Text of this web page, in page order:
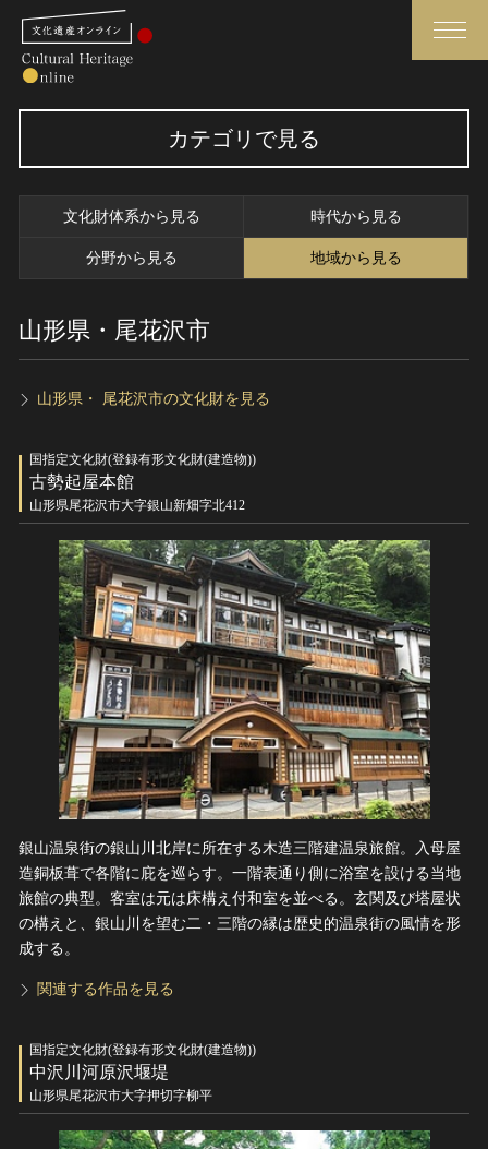
さらに詳細検索
トップ
作品一覧
カテゴリで見る
全国の美術館・博物館
世界遺産
無形文化遺産
動画で見る無形の文化財
博物館、美術館の皆さまへ
文化庁よりご挨拶
お知らせ一覧
関連サイトリンク
サイトマップ
サイトのご意見はこちら
文化遺産データベース
国指定文化財等データベース
カテゴリで見る
文化財体系から見る 時代から見る
分野から見る 地域から見る
山形県・尾花沢市
山形県・ 尾花沢市の文化財を見る
国指定文化財(登録有形文化財(建造物))
古勢起屋本館
山形県尾花沢市大字銀山新畑字北412
銀山温泉街の銀山川北岸に所在する木造三階建温泉旅館。入母屋
造銅板葺で各階に庇を巡らす。一階表通り側に浴室を設ける当地
旅館の典型。客室は元は床構え付和室を並べる。玄関及び塔屋状
の構えと、銀山川を望む二・三階の縁は歴史的温泉街の風情を形
成する。
関連する作品を見る
国指定文化財(登録有形文化財(建造物))
中沢川河原沢堰堤
山形県尾花沢市大字押切字柳平